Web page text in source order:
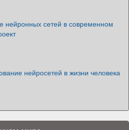
нейронных сетей в современном
нейросетей в жизни человека